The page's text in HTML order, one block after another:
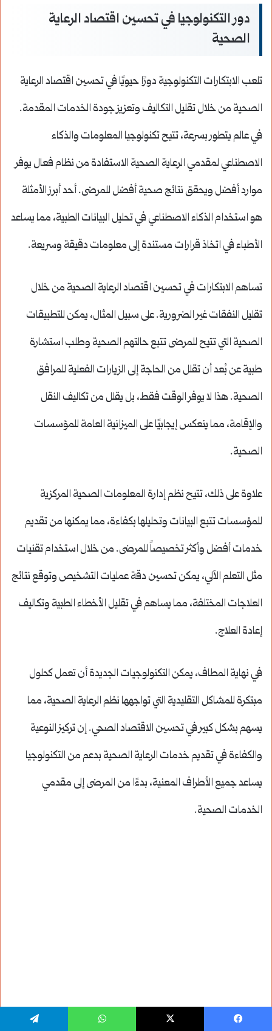
دور التكنولوجيا في تحسين اقتصاد الرعاية
الصحية
تلعب الابتكارات التكنولوجية دورًا حيويًا في تحسين اقتصاد الرعاية
الصحية من خلال تقليل التكاليف وتعزيز جودة الخدمات المقدمة.
في عالم يتطور بسرعة، تتيح تكنولوجيا المعلومات والذكاء
الاصطناعي لمقدمي الرعاية الصحية الاستفادة من نظام فعال يوفر
موارد أفضل ويحقق نتائج صحية أفضل للمرضى. أحد أبرز الأمثلة
هو استخدام الذكاء الاصطناعي في تحليل البيانات الطبية، مما يساعد
الأطباء في اتخاذ قرارات مستندة إلى معلومات دقيقة وسريعة.
تساهم الابتكارات في تحسين اقتصاد الرعاية الصحية من خلال
تقليل النفقات غير الضرورية. على سبيل المثال، يمكن للتطبيقات
الصحية التي تتيح للمرضى تتبع حالتهم الصحية وطلب استشارة
طبية عن بُعد أن تقلل من الحاجة إلى الزيارات الفعلية للمرافق
الصحية. هذا لا يوفر الوقت فقط، بل يقلل من تكاليف النقل
والإقامة، مما ينعكس إيجابيًا على الميزانية العامة للمؤسسات
الصحية.
علاوة على ذلك، تتيح نظم إدارة المعلومات الصحية المركزية
للمؤسسات تتبع البيانات وتحليلها بكفاءة، مما يمكنها من تقديم
خدمات أفضل وأكثر تخصيصاً للمرضى. من خلال استخدام تقنيات
مثل التعلم الآلي، يمكن تحسين دقة عمليات التشخيص وتوقع نتائج
العلاجات المختلفة، مما يساهم في تقليل الأخطاء الطبية وتكاليف
إعادة العلاج.
في نهاية المطاف، يمكن التكنولوجيات الجديدة أن تعمل كحلول
مبتكرة للمشاكل التقليدية التي تواجهها نظم الرعاية الصحية، مما
يسهم بشكل كبير في تحسين الاقتصاد الصحي. إن تركيز النوعية
والكفاءة في تقديم خدمات الرعاية الصحية بدعم من التكنولوجيا
يساعد جميع الأطراف المعنية، بدءًا من المرضى إلى مقدمي
الخدمات الصحية.